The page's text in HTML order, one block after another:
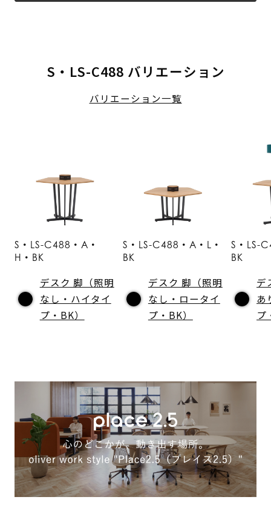
S・LS-C488 バリエーション
バリエーション一覧
S・LS-C488・A・
H・BK
デスク 脚（照明
なし・ハイタイ
プ・BK）
S・LS-C488・A・L・
BK
デスク 脚（照明
なし・ロータイ
プ・BK）
S・LS-
BK
デ
あ
プ